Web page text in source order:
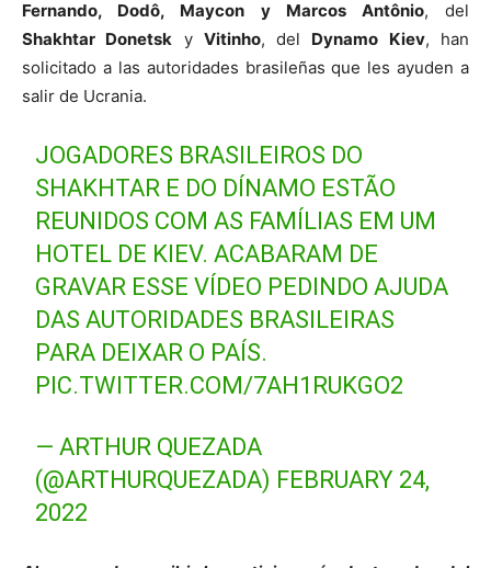
Fernando, Dodô, Maycon y Marcos Antônio, del
Shakhtar Donetsk y Vitinho, del Dynamo Kiev, han
solicitado a las autoridades brasileñas que les ayuden a
salir de Ucrania.
JOGADORES BRASILEIROS DO
SHAKHTAR E DO DÍNAMO ESTÃO
REUNIDOS COM AS FAMÍLIAS EM UM
HOTEL DE KIEV. ACABARAM DE
GRAVAR ESSE VÍDEO PEDINDO AJUDA
DAS AUTORIDADES BRASILEIRAS
PARA DEIXAR O PAÍS.
PIC.TWITTER.COM/7AH1RUKGO2
— ARTHUR QUEZADA
(@ARTHURQUEZADA) FEBRUARY 24,
2022